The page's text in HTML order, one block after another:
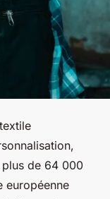
de 64 000
européenne